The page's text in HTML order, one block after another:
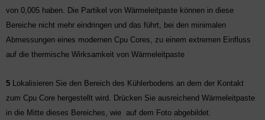
von 0,005 haben. Die Partikel von Wärmeleitpaste können in diese
Bereiche nicht mehr eindringen und das führt, bei den minimalen
Abmessungen eines modernen Cpu Cores, zu einem extremen Einfluss
auf die thermische Wirksamkeit von Wärmeleitpaste
5 Lokalisieren Sie den Bereich des Kühlerbodens an dem der Kontakt
zum Cpu Core hergestellt wird. Drücken Sie ausreichend Wärmeleitpaste
in die Mitte dieses Bereiches, wie auf dem Foto abgebildet.